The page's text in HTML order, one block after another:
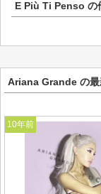
E Più Ti Penso の
Ariana Grande の最
10年前